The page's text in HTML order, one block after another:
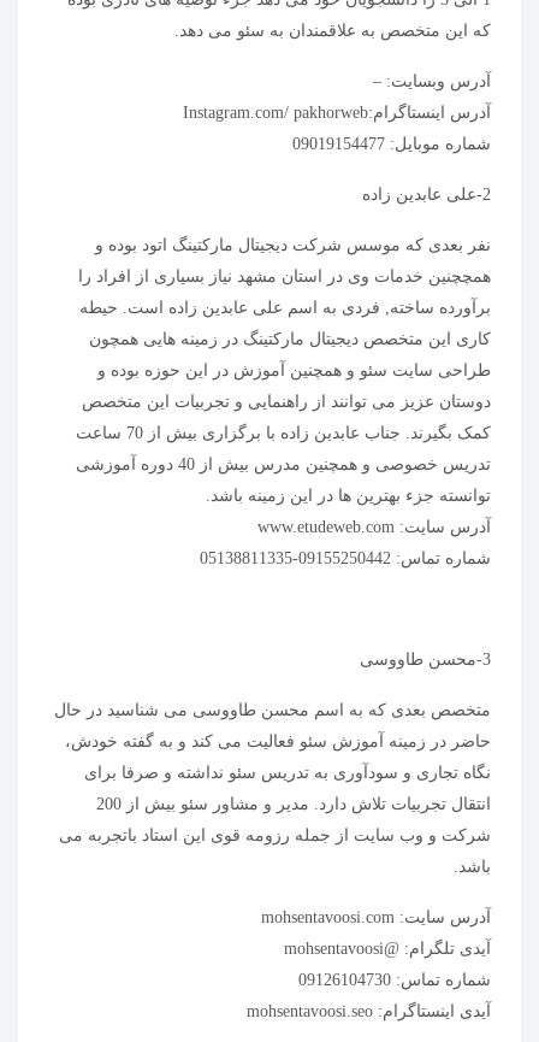
که این متخصص به علاقمندان به سئو می دهد.
آدرس وبسایت: –
آدرس اینستاگرام:Instagram.com/ pakhorweb
شماره موبایل: 09019154477
2-علی عابدین زاده
نفر بعدی که موسس شرکت دیجیتال مارکتینگ اتود بوده و
همچچنین خدمات وی در استان مشهد نیاز بسیاری از افراد را
برآورده ساخته, فردی به اسم علی عابدین زاده است. حیطه
کاری این متخصص دیجیتال مارکتینگ در زمینه هایی همچون
طراحی سایت سئو و همچنین آموزش در این حوزه بوده و
دوستان عزیز می توانند از راهنمایی و تجربیات این متخصص
کمک بگیرند. جناب عابدین زاده با برگزاری بیش از 70 ساعت
تدریس خصوصی و همچنین مدرس بیش از 40 دوره آموزشی
توانسته جزء بهترین ها در این زمینه باشد.
آدرس سایت: www.etudeweb.com
شماره تماس: 09155250442-05138811335
3-محسن طاووسی
متخصص بعدی که به اسم محسن طاووسی می شناسید در حال
حاضر در زمینه آموزش سئو فعالیت می کند و به گفته خودش،
نگاه تجاری و سودآوری به تدریس سئو نداشته و صرفا برای
انتقال تجربیات تلاش دارد. مدیر و مشاور سئو بیش از 200
شرکت و وب سایت از جمله رزومه قوی این استاد باتجربه می
باشد.
آدرس سایت: mohsentavoosi.com
آیدی تلگرام: @mohsentavoosi
شماره تماس: 09126104730
آیدی اینستاگرام: mohsentavoosi.seo